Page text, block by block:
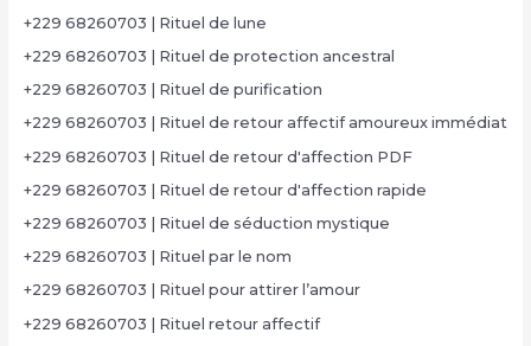
+229 68260703 | Rituel de lune
+229 68260703 | Rituel de protection ancestral
+229 68260703 | Rituel de purification
+229 68260703 | Rituel de retour affectif amoureux immédiat
+229 68260703 | Rituel de retour d'affection PDF
+229 68260703 | Rituel de retour d'affection rapide
+229 68260703 | Rituel de séduction mystique
+229 68260703 | Rituel par le nom
+229 68260703 | Rituel pour attirer l’amour
+229 68260703 | Rituel retour affectif